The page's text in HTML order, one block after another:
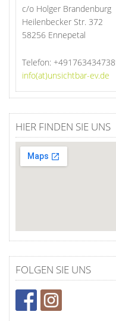
c/o Holger Brandenburg
Heilenbecker Str. 372
58256 Ennepetal
Telefon:
info(at)unsichtbar-ev.de
HIER FINDEN SIE UNS
FOLGEN SIE UNS